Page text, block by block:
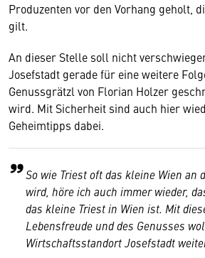
Produzenten vor den Vorhang geholt,
gilt.
An dieser Stelle soll nicht
Josefstadt gerade für eine weitere
Genussgrätzl von Florian Holzer
wird. Mit Sicherheit sind auch hier
Geheimtipps dabei.
So wie Triest oft das kleine Wien an
wird, höre ich auch immer wieder,
das kleine Triest in Wien ist. Mit
Lebensfreude und des Genusses
Wirtschaftsstandort Josefstadt